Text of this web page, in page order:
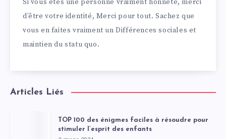
Si vous êtes une personne vraiment honnête, merci
d’être votre identité, Merci pour tout. Sachez que
vous en faites vraiment un Différences sociales et
maintien du statu quo.
Articles Liés
TOP 100 des énigmes faciles à résoudre pour
stimuler l’esprit des enfants